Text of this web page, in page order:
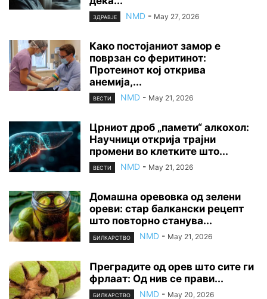
ЗДРАВЈЕ NMD - May 27, 2026
Како постојаниот замор е
поврзан со феритинот:
Протеинот кој открива
анемија,...
ВЕСТИ NMD - May 21, 2026
Црниот дроб „памети“ алкохол:
Научници открија трајни
промени во клетките што...
ВЕСТИ NMD - May 21, 2026
Домашна оревовка од зелени
ореви: стар балкански рецепт
што повторно станува...
БИЛКАРСТВО NMD - May 21, 2026
Преградите од орев што сите ги
фрлаат: Од нив се прави...
БИЛКАРСТВО NMD - May 20, 2026